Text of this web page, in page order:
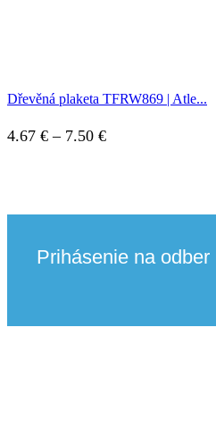
Dřevěná plaketa TFRW869 | Atle...
4.67 € – 7.50 €
Prihásenie na